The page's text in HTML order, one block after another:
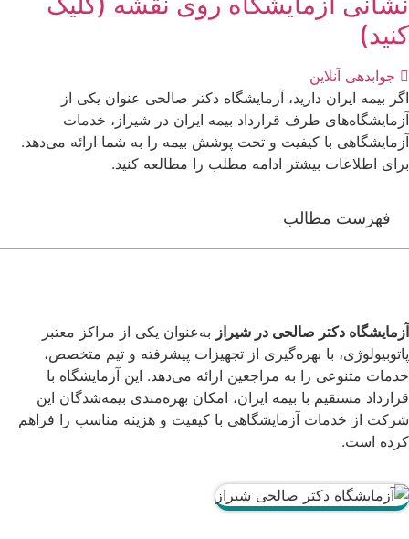
کنید)
جوابدهی آنلاین
اگر بیمه ایران دارید، آزمایشگاه دکتر صالحی عنوان یکی از
آزمایشگاه‌های طرف قرارداد بیمه ایران در شیراز، خدمات
آزمایشگاهی با کیفیت و تحت پوشش بیمه را به شما ارائه می‌دهد.
برای اطلاعات بیشتر ادامه مطلب را مطالعه کنید.
فهرست مطالب
آزمایشگاه دکتر صالحی در شیراز به‌عنوان یکی از مراکز معتبر
پاتوبیولوژی، با بهره‌گیری از تجهیزات پیشرفته و تیم متخصص،
خدمات متنوعی را به مراجعین ارائه می‌دهد. این آزمایشگاه با
قرارداد مستقیم با بیمه ایران، امکان بهره‌مندی بیمه‌شدگان این
شرکت از خدمات آزمایشگاهی با کیفیت و هزینه مناسب را فراهم
کرده است.